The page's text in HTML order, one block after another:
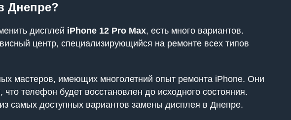
Днепре?
дисплей iPhone 12 Pro Max, есть много вариантов.
центр, специализирующийся на ремонте всех типов
мастеров, имеющих многолетний опыт ремонта iPhone. Они
телефон будет восстановлен до исходного состояния.
самых доступных вариантов замены дисплея в Днепре.